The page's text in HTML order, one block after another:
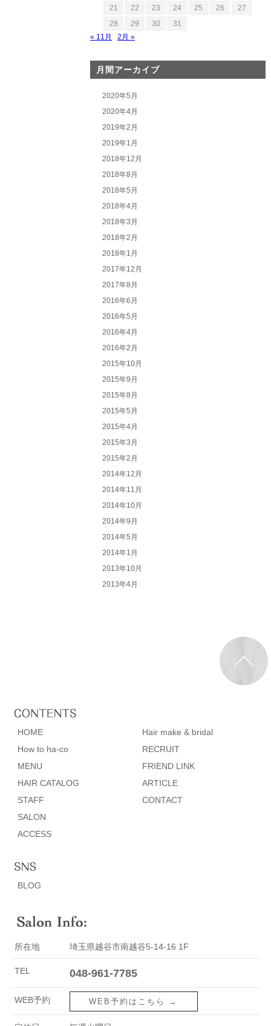
21
22 23 24 25 26
27
28
29 30
31
« 11月
2月 »
月間アーカイブ
2020年5月
2020年4月
2019年2月
2019年1月
2018年12月
2018年8月
2018年5月
2018年4月
2018年3月
2018年2月
2018年1月
2017年12月
2017年8月
2016年6月
2016年5月
2016年4月
2016年2月
2015年10月
2015年9月
2015年8月
2015年5月
2015年4月
2015年3月
2015年2月
2014年12月
2014年11月
2014年10月
2014年9月
2014年5月
2014年1月
2013年10月
2013年4月
HOME
How to ha-co
MENU
HAIR CATALOG
STAFF
SALON
ACCESS
Hair make & bridal
RECRUIT
FRIEND LINK
ARTICLE
CONTACT
BLOG
所在地 埼玉県越谷市南越谷5-14-16 1F
TEL 048-961-7785
WEB予約 WEB予約はこちら →